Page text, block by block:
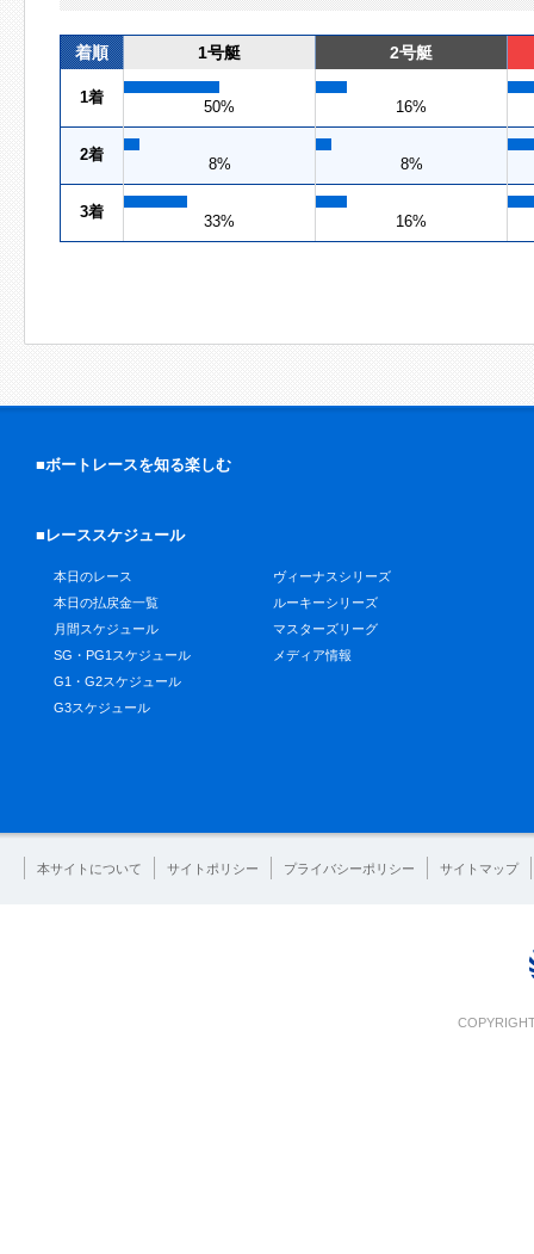
着順 1号艇 2号艇
1着
50% 16%
2着
8% 8%
3着
33% 16%
■ボートレースを知る楽しむ
■レーススケジュール
本日のレース
本日の払戻金一覧
月間スケジュール
SG・PG1スケジュール
G1・G2スケジュール
G3スケジュール
ヴィーナスシリーズ
ルーキーシリーズ
マスターズリーグ
メディア情報
本サイトについて サイトポリシー プライバシーポリシー サイトマップ